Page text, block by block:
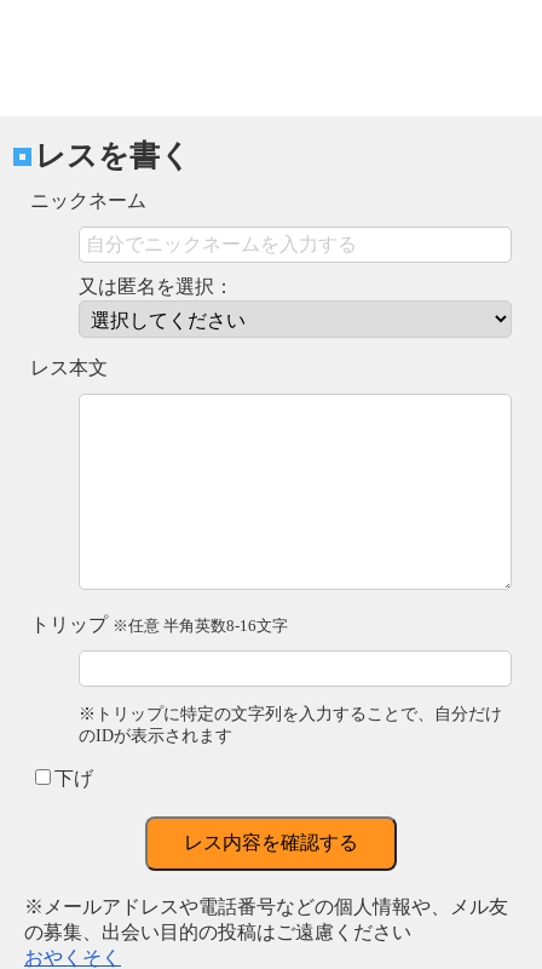
レスを書く
ニックネーム
又は匿名を選択：
レス本文
トリップ ※任意 半角英数8-16文字
※トリップに特定の文字列を入力することで、自分だけ
のIDが表示されます
下げ
レス内容を確認する
※メールアドレスや電話番号などの個人情報や、メル友
の募集、出会い目的の投稿はご遠慮ください
おやくそく